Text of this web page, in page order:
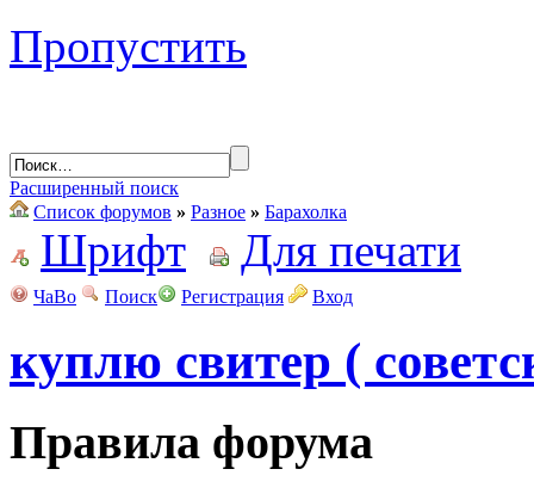
Пропустить
Расширенный поиск
Список форумов » Разное » Барахолка
Шрифт Для печати
ЧаВо Поиск Регистрация Вход
куплю свитер (
Правила форума